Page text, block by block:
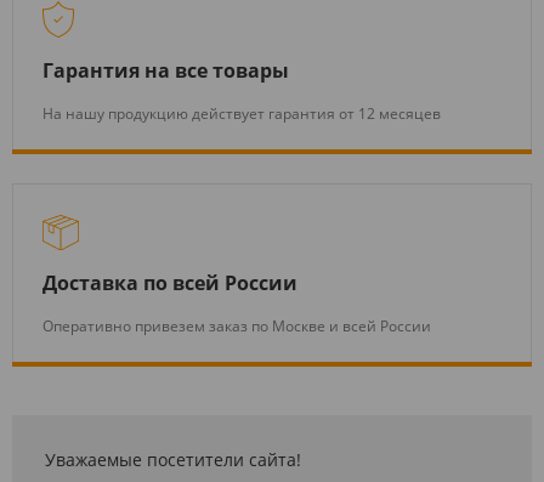
Гарантия на все товары
На нашу продукцию действует гарантия от 12 месяцев
Доставка по всей России
Оперативно привезем заказ по Москве и всей России
Уважаемые посетители сайта!